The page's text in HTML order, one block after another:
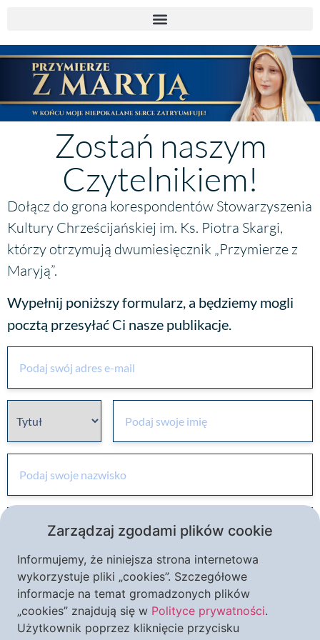
Zostań naszym
Czytelnikiem!
Dołącz do grona korespondentów Stowarzyszenia
Kultury Chrześcijańskiej im. Ks. Piotra Skargi,
którzy otrzymują dwumiesięcznik „Przymierze z
Maryją”.
Wypełnij poniższy formularz, a będziemy mogli
pocztą przesyłać Ci nasze publikacje.
Zarządzaj zgodami plików cookie
Informujemy, że niniejsza strona internetowa
wykorzystuje pliki „cookies”. Szczegółowe
informacje na temat gromadzonych plików
„cookies” znajdują się w Polityce prywatności.
Użytkownik poprzez kliknięcie przycisku